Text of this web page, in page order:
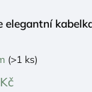
elegantní
(>1 ks)